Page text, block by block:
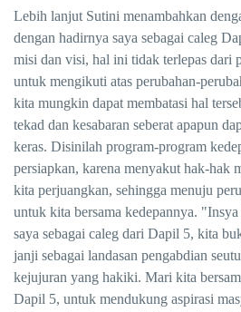
Lebih lanjut Sutini menambahkan
dengan hadirnya saya sebagai caleg
misi dan visi, hal ini tidak terlepas dari
untuk mengikuti atas perubahan-
kita mungkin dapat membatasi hal
tekad dan kesabaran seberat apapun
keras. Disinilah program-program
persiapkan, karena menyakut hak-hak
kita perjuangkan, sehingga menuju
untuk kita bersama kedepannya.
saya sebagai caleg dari Dapil 5, kita
janji sebagai landasan pengabdian
kejujuran yang hakiki. Mari kita
Dapil 5, untuk mendukung aspirasi